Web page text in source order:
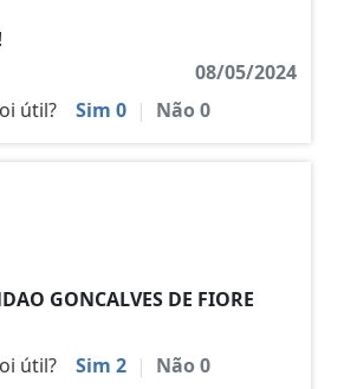
08/05/2024
útil?
Sim 0 | Não0
GONCALVES DE FIORE
útil?
Sim 2 | Não0